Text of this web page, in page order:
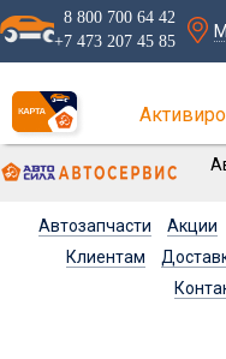
8 800 700 64 42
+7 473 207 45 85
Автозапчасти Акции
Клиентам